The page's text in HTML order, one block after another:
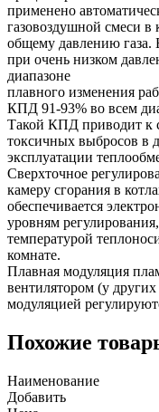
применено
газовоздушной смеси в
общему давлению газа.
при очень низком
диапазоне
плавного изменения
КПД 91-93% во всем
Такой КПД приводит к
токсичных выбросов в
эксплуатации
Сверхточное
камеру сгорания в
обеспечивается
уровням
температурой
комнате.
Плавная модуляция
вентилятором (у
модуляцией
Похожие
Наименование
Добавить